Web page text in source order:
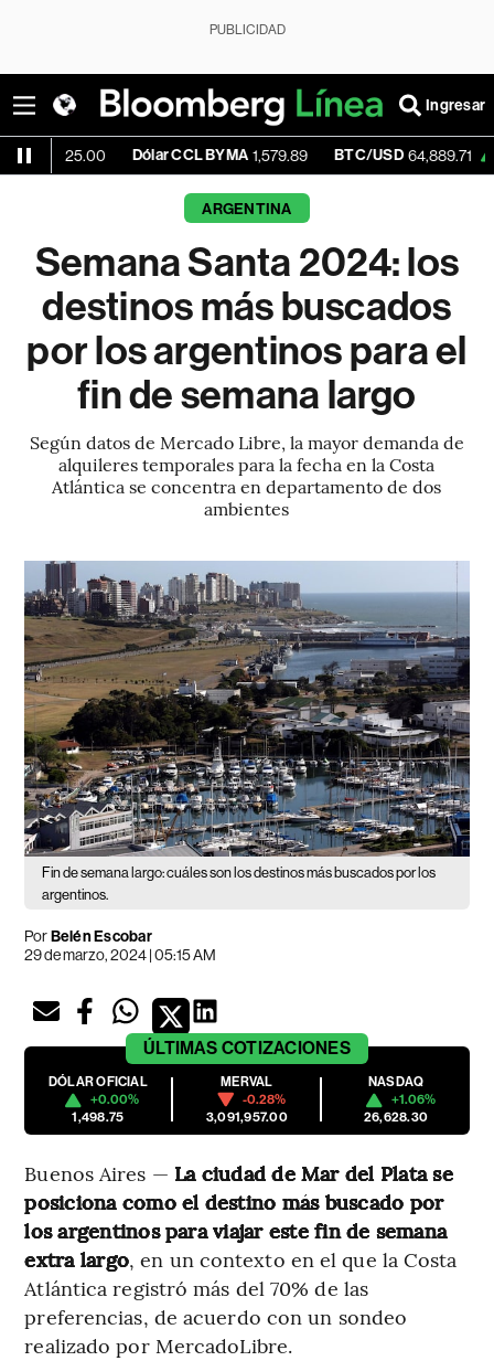
PUBLICIDAD
Ingresar
Dólar CCL BYMA 1,579.89 BTC/USD 64,889.71 +0.77%
ARGENTINA
Semana Santa 2024: los
destinos más buscados
por los argentinos para el
fin de semana largo
Según datos de Mercado Libre, la mayor demanda de
alquileres temporales para la fecha en la Costa
Atlántica se concentra en departamento de dos
ambientes
Fin de semana largo: cuáles son los destinos más buscados por los
argentinos.
PorBelén Escobar
29 de marzo, 2024 | 05:15 AM
ÚLTIMAS COTIZACIONES
DÓLAR OFICIAL
+0.00%
1,498.75
MERVAL
-0.28%
3,091,957.00
NASDAQ
+1.06%
26,628.30
Buenos Aires — La ciudad de Mar del Plata se
posiciona como el destino más buscado por
los argentinos para viajar este fin de semana
extra largo, en un contexto en el que la Costa
Atlántica registró más del 70% de las
preferencias, de acuerdo con un sondeo
realizado por MercadoLibre.